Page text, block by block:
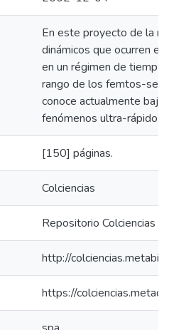
En este proyecto de la
dinámicos que ocurren
en un régimen de
rango de los femtos-
conoce actualmente
fenómenos ultra-
[150] páginas.
Colciencias
Repositorio Colciencias
http://
https://